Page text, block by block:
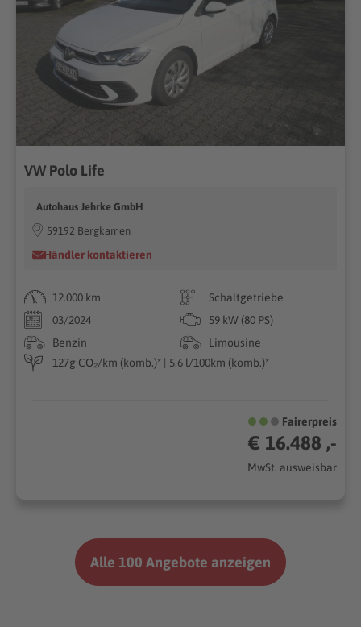
VW Polo Life
Autohaus Jehrke GmbH
59192 Bergkamen
Händler kontaktieren
12.000 km
Schaltgetriebe
03/2024
59 kW (80 PS)
Benzin
Limousine
127g CO₂/km (komb.)* | 5.6 l/100km (komb.)*
Fairerpreis
€ 16.488 ,-
MwSt. ausweisbar
Alle 100 Angebote anzeigen